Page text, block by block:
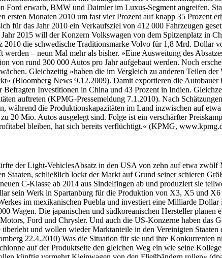
erwarb, BMW und Daimler im Luxus-Segment angreifen.
Monaten 2010 um fast vier Prozent auf knapp 35 Prozent
für das Jahr 2010 ein Verkaufsziel von 412 000 Fahrzeugen
2015 will der Konzern Volkswagen von dem Spitzenplatz in
die schwedische Traditionsmarke Volvo für 1,8 Mrd. Dollar
– neun Mal mehr als bisher. »Eine Ausweitung des
rund 300 000 Autos pro Jahr aufgebaut werden. Noch
Gleichzeitig »haben die im Vergleich zu anderen Teilen der
(Bloomberg News 9.12.2009). Damit exportieren die
Investitionen in China und 43 Prozent in Indien.
auftreten (KPMG-Pressemeldung 7.1.2010). Nach
die Produktionskapazitäten im Land inzwischen auf
20 Mio. Autos ausgelegt sind. Folge ist ein verschärfter
bleiben, hat sich bereits verflüchtigt.« (KPMG,
der Light-VehiclesAbsatz in den USA von zehn auf etwa zwölf
schließlich lockt der Markt auf Grund seiner schieren
C-Klasse ab 2014 aus Sindelfingen ab und produziert sie
sein Werk in Spartanburg für die Produktion von X3, X5 und X6
im mexikanischen Puebla und investiert eine Milliarde Dollar
Wagen. Die japanischen und südkoreanischen Hersteller planen
Ford und Chrysler. Und auch die US-Konzerne haben das
und wollen wieder Marktanteile in den Vereinigten Staaten
22.4.2010) Was die Situation für sie und ihre Konkurrenten
auf der Produktseite den gleichen Weg ein wie seine